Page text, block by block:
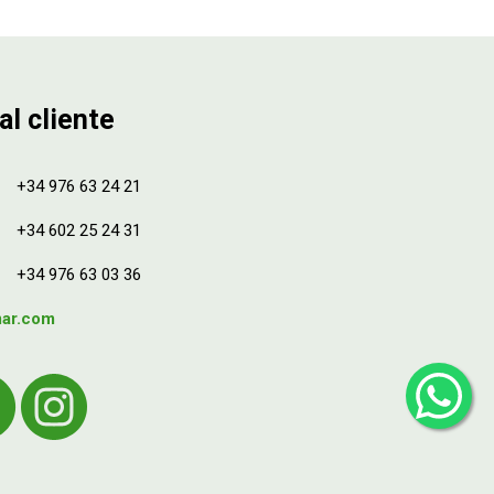
cliente
+34 976 63 24 21
+34 602 25 24 31
+34 976 63 03 36